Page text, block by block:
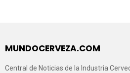
MUNDOCERVEZA.COM
Central de Noticias de la Industria